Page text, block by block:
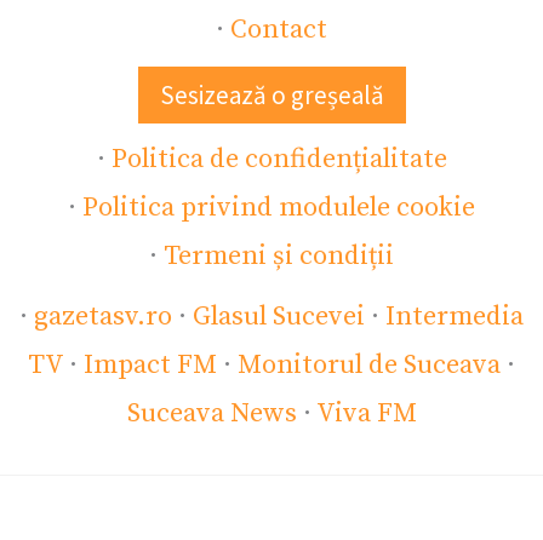
· Contact
Sesizează o greșeală
· Politica de confidențialitate
· Politica privind modulele cookie
· Termeni și condiții
· gazetasv.ro · Glasul Sucevei · Intermedia
TV · Impact FM · Monitorul de Suceava ·
Suceava News · Viva FM